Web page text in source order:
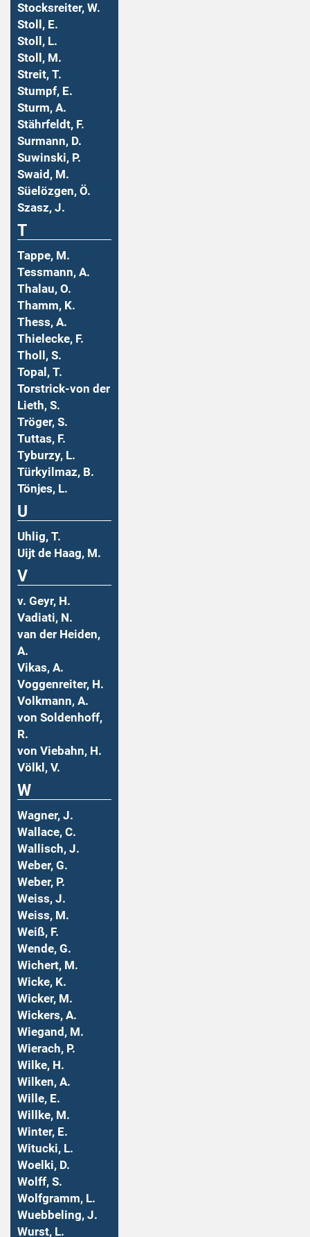
Stocksreiter, W.
Stoll, E.
Stoll, L.
Stoll, M.
Streit, T.
Stumpf, E.
Sturm, A.
Stährfeldt, F.
Surmann, D.
Suwinski, P.
Swaid, M.
Süelözgen, Ö.
Szasz, J.
T
Tappe, M.
Tessmann, A.
Thalau, O.
Thamm, K.
Thess, A.
Thielecke, F.
Tholl, S.
Topal, T.
Torstrick-von der
Lieth, S.
Tröger, S.
Tuttas, F.
Tyburzy, L.
Türkyilmaz, B.
Tönjes, L.
U
Uhlig, T.
Uijt de Haag, M.
V
v. Geyr, H.
Vadiati, N.
van der Heiden,
A.
Vikas, A.
Voggenreiter, H.
Volkmann, A.
von Soldenhoff,
R.
von Viebahn, H.
Völkl, V.
W
Wagner, J.
Wallace, C.
Wallisch, J.
Weber, G.
Weber, P.
Weiss, J.
Weiss, M.
Weiß, F.
Wende, G.
Wichert, M.
Wicke, K.
Wicker, M.
Wickers, A.
Wiegand, M.
Wierach, P.
Wilke, H.
Wilken, A.
Wille, E.
Willke, M.
Winter, E.
Witucki, L.
Woelki, D.
Wolff, S.
Wolfgramm, L.
Wuebbeling, J.
Wurst, L.